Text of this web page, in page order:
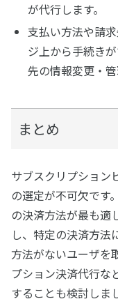
が代行します。
支払い方法や請
ジ上から手続き
先の情報変更・管
まとめ
サブスクリプション
の選定が不可欠です
の決済方法が最も適
し、特定の決済方法
方法がないユーザを
プション決済代行な
することも検討しま